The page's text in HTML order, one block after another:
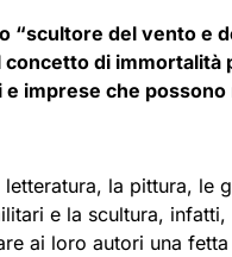
“scultore del vento e
di immortalità
e imprese che
letteratura, la pittura, le
e la scultura,
ai loro autori una